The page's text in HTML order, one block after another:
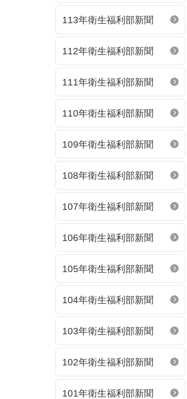
113年衛生福利部新聞
112年衛生福利部新聞
111年衛生福利部新聞
110年衛生福利部新聞
109年衛生福利部新聞
108年衛生福利部新聞
107年衛生福利部新聞
106年衛生福利部新聞
105年衛生福利部新聞
104年衛生福利部新聞
103年衛生福利部新聞
102年衛生福利部新聞
101年衛生福利部新聞